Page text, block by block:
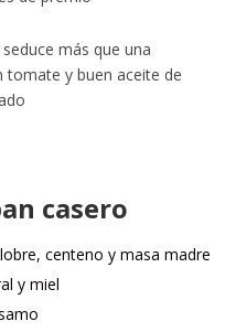
más que una
tomate y buen aceite de
casero
centeno y masa madre
y miel